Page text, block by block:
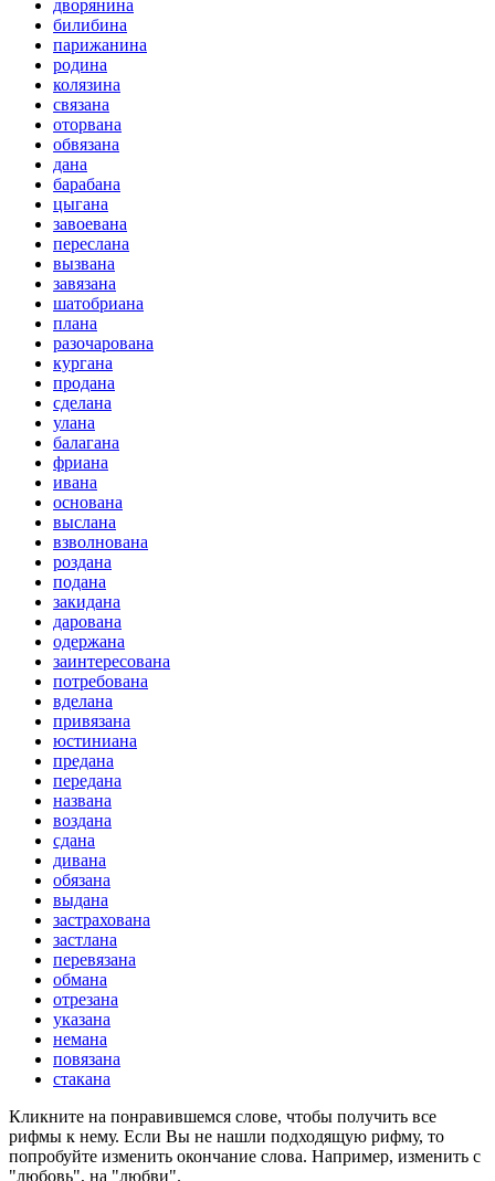
дворянина
билибина
парижанина
родина
колязина
связана
оторвана
обвязана
дана
барабана
цыгана
завоевана
переслана
вызвана
завязана
шатобриана
плана
разочарована
кургана
продана
сделана
улана
балагана
фриана
ивана
основана
выслана
взволнована
роздана
подана
закидана
дарована
одержана
заинтересована
потребована
вделана
привязана
юстиниана
предана
передана
названа
воздана
сдана
дивана
обязана
выдана
застрахована
застлана
перевязана
обмана
отрезана
указана
немана
повязана
стакана
Кликните на понравившемся слове, чтобы получить все
рифмы к нему. Если Вы не нашли подходящую рифму, то
попробуйте изменить окончание слова. Например, изменить с
"любовь", на "любви".